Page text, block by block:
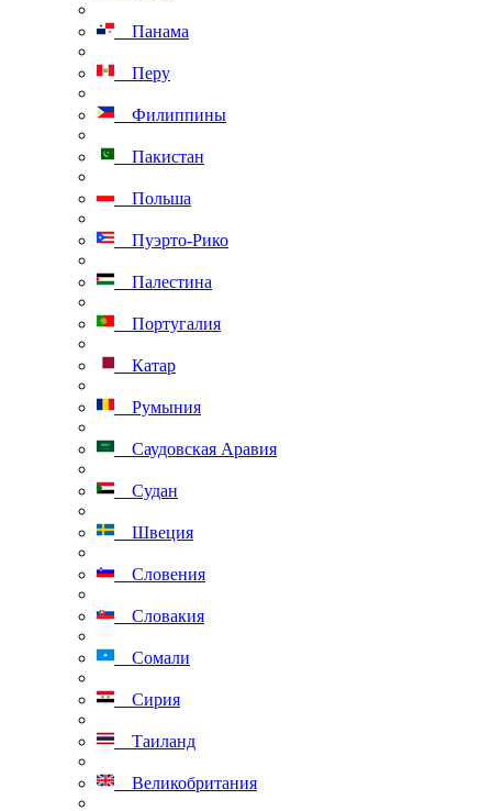
Панама
Перу
Филиппины
Пакистан
Польша
Пуэрто-Рико
Палестина
Португалия
Катар
Румыния
Саудовская Аравия
Судан
Швеция
Словения
Словакия
Сомали
Сирия
Таиланд
Великобритания